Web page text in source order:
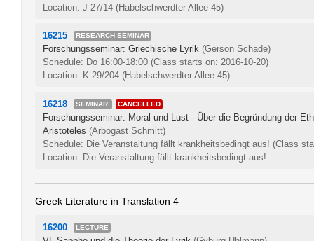
Location: J 27/14 (Habelschwerdter Allee 45)
16215 RESEARCH SEMINAR
Forschungsseminar: Griechische Lyrik (Gerson Schade)
Schedule: Do 16:00-18:00 (Class starts on: 2016-10-20)
Location: K 29/204 (Habelschwerdter Allee 45)
16218 SEMINAR CANCELLED
Forschungsseminar: Moral und Lust - Über die Begründung der
Aristoteles (Arbogast Schmitt)
Schedule: Die Veranstaltung fällt krankheitsbedingt aus! (Class
Location: Die Veranstaltung fällt krankheitsbedingt aus!
Greek Literature in Translation 4
16200 LECTURE